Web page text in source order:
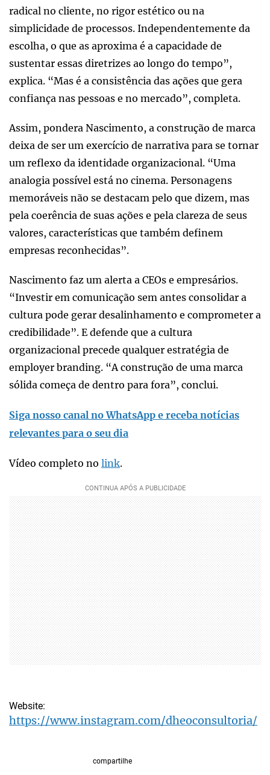
radical no cliente, no rigor estético ou na
simplicidade de processos. Independentemente da
escolha, o que as aproxima é a capacidade de
sustentar essas diretrizes ao longo do tempo”,
explica. “Mas é a consistência das ações que gera
confiança nas pessoas e no mercado”, completa.
Assim, pondera Nascimento, a construção de marca
deixa de ser um exercício de narrativa para se tornar
um reflexo da identidade organizacional. “Uma
analogia possível está no cinema. Personagens
memoráveis não se destacam pelo que dizem, mas
pela coerência de suas ações e pela clareza de seus
valores, características que também definem
empresas reconhecidas”.
Nascimento faz um alerta a CEOs e empresários.
“Investir em comunicação sem antes consolidar a
cultura pode gerar desalinhamento e comprometer a
credibilidade”. E defende que a cultura
organizacional precede qualquer estratégia de
employer branding. “A construção de uma marca
sólida começa de dentro para fora”, conclui.
Siga nosso canal no WhatsApp e receba notícias
relevantes para o seu dia
Vídeo completo no link.
Website:
https://www.instagram.com/dheoconsultoria/
compartilhe